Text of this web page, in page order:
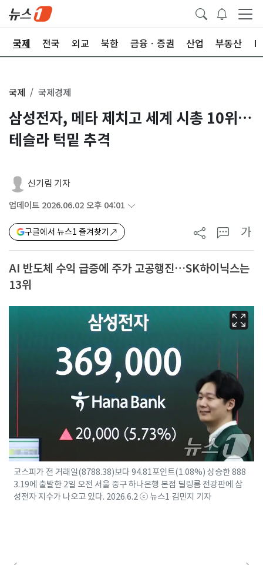
국제 전국 외교 북한 금융ㆍ증권 산업 부동산
국제 국제경제
삼성전자, 메타 제치고 세계 시총 10위…
테슬라 턱밑 추격
신기림 기자
업데이트 2026.06.02 오후 04:01
구글에서 뉴스1 즐겨찾기 가
AI 반도체 수익 급증에 주가 고공행진…SK하이닉스는
13위
코스피가 전 거래일(8788.38)보다 94.81포인트(1.08%) 상승한 888
3.19에 출발한 2일 오전 서울 중구 하나은행 본점 딜링룸 전광판에 삼
성전자 지수가 나오고 있다. 2026.6.2 ⓒ 뉴스1 김민지 기자